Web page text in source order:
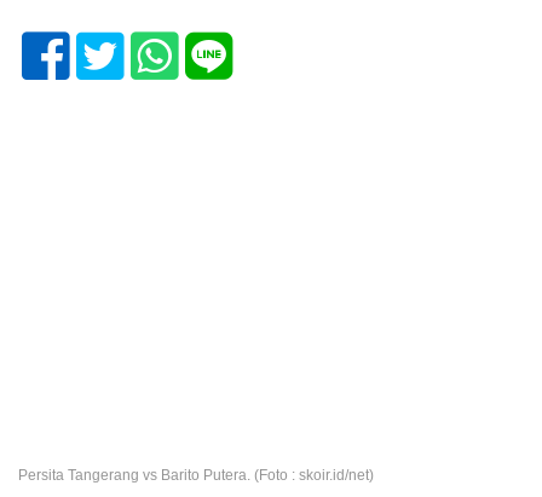
Persita Tangerang vs Barito Putera. (Foto : skoir.id/net)